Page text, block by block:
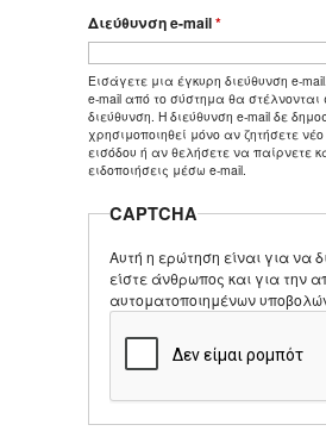
Διεύθυνση e-mail*
Εισάγετε μια έγκυρη διεύθυνση e-
e-mail από το σύστημα θα στέλνονται
διεύθυνση. Η διεύθυνση e-mail δε
χρησιμοποιηθεί μόνο αν ζητήσετε
εισόδου ή αν θελήσετε να παίρνετε
ειδοποιήσεις μέσω e-mail.
CAPTCHA
Αυτή η ερώτηση είναι για να
είστε άνθρωπος και για την
αυτοματοποιημένων